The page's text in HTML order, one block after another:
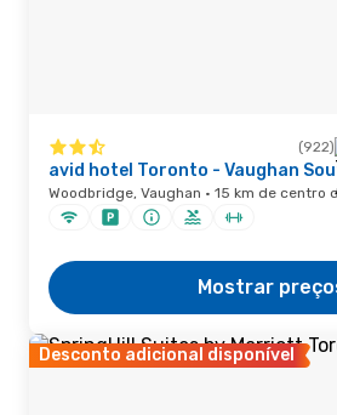
(922)
avid hotel Toronto - Vaughan
Woodbridge, Vaughan · 15 km de centro
Mostrar
Desconto adicional disponível